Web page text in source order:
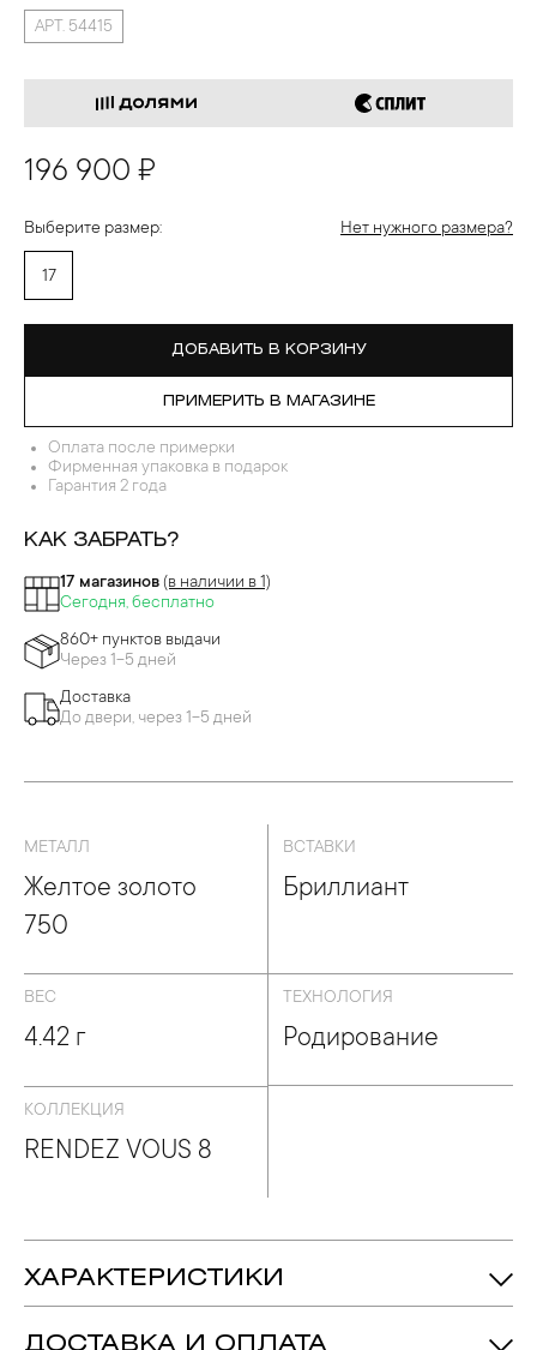
АРТ. 54415
196 900 ₽
Выберите размер: Нет нужного размера?
17
ДОБАВИТЬ В КОРЗИНУ
ПРИМЕРИТЬ В МАГАЗИНЕ
Оплата после примерки
Фирменная упаковка в подарок
Гарантия 2 года
КАК ЗАБРАТЬ?
17 магазинов (в наличии в 1)
Сегодня, бесплатно
860+ пунктов выдачи
Через 1-5 дней
Доставка
До двери, через 1-5 дней
МЕТАЛЛ
Желтое золото
750
ВСТАВКИ
Бриллиант
ВЕС
4.42 г
ТЕХНОЛОГИЯ
Родирование
КОЛЛЕКЦИЯ
RENDEZ VOUS 8
ХАРАКТЕРИСТИКИ
ДОСТАВКА И ОПЛАТА